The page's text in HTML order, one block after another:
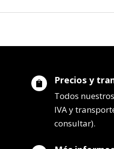
 Precios y
Todos
IVA y
consultar).